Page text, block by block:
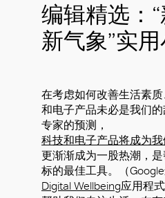
编辑精选：“
新气象”实
在考虑如何改善生活素
和电子产品未必是我们
专家的预测，
科技和电子产品将成为
更渐渐成为一股热潮，
标的最佳工具。（
Digital Wellbeing应用程